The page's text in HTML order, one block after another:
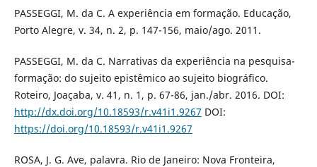
PASSEGGI, M. da C. A experiência em formação. Educação,
Porto Alegre, v. 34, n. 2, p. 147-156, maio/ago. 2011.
PASSEGGI, M. da C. Narrativas da experiência na pesquisa-
formação: do sujeito epistêmico ao sujeito biográfico.
Roteiro, Joaçaba, v. 41, n. 1, p. 67-86, jan./abr. 2016. DOI:
http://dx.doi.org/10.18593/r.v41i1.9267 DOI:
https://doi.org/10.18593/r.v41i1.9267
ROSA, J. G. Ave, palavra. Rio de Janeiro: Nova Fronteira,